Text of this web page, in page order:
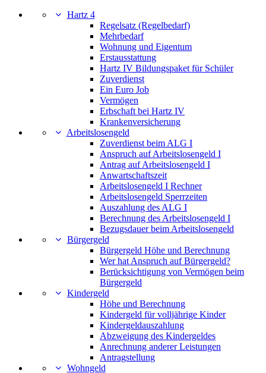
Hartz 4
Regelsatz (Regelbedarf)
Mehrbedarf
Wohnung und Eigentum
Erstausstattung
Hartz IV Bildungspaket für Schüler
Zuverdienst
Ein Euro Job
Vermögen
Erbschaft bei Hartz IV
Krankenversicherung
Arbeitslosengeld
Zuverdienst beim ALG I
Anspruch auf Arbeitslosengeld I
Antrag auf Arbeitslosengeld I
Anwartschaftszeit
Arbeitslosengeld I Rechner
Arbeitslosengeld Sperrzeiten
Auszahlung des ALG I
Berechnung des Arbeitslosengeld I
Bezugsdauer beim Arbeitslosengeld
Bürgergeld
Bürgergeld Höhe und Berechnung
Wer hat Anspruch auf Bürgergeld?
Berücksichtigung von Vermögen beim
Bürgergeld
Kindergeld
Höhe und Berechnung
Kindergeld für volljährige Kinder
Kindergeldauszahlung
Abzweigung des Kindergeldes
Anrechnung anderer Leistungen
Antragstellung
Wohngeld